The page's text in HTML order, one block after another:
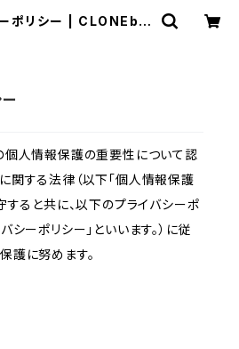
ポリシー | CLONEbu
個人情報保護の重要性について認
関する法律（以下「個人情報保護
すると共に、以下のプライバシーポ
シーポリシー」といいます。）に従
護に努めます。